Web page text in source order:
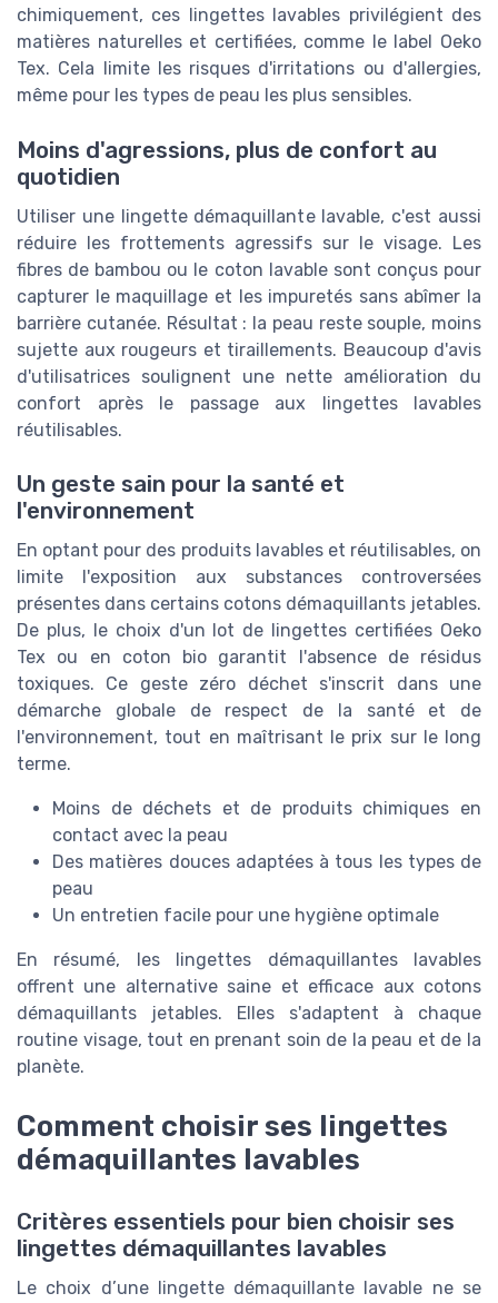
chimiquement, ces lingettes lavables privilégient des
matières naturelles et certifiées, comme le label Oeko
Tex. Cela limite les risques d'irritations ou d'allergies,
même pour les types de peau les plus sensibles.
Moins d'agressions, plus de confort au
quotidien
Utiliser une lingette démaquillante lavable, c'est aussi
réduire les frottements agressifs sur le visage. Les
fibres de bambou ou le coton lavable sont conçus pour
capturer le maquillage et les impuretés sans abîmer la
barrière cutanée. Résultat : la peau reste souple, moins
sujette aux rougeurs et tiraillements. Beaucoup d'avis
d'utilisatrices soulignent une nette amélioration du
confort après le passage aux lingettes lavables
réutilisables.
Un geste sain pour la santé et
l'environnement
En optant pour des produits lavables et réutilisables, on
limite l'exposition aux substances controversées
présentes dans certains cotons démaquillants jetables.
De plus, le choix d'un lot de lingettes certifiées Oeko
Tex ou en coton bio garantit l'absence de résidus
toxiques. Ce geste zéro déchet s'inscrit dans une
démarche globale de respect de la santé et de
l'environnement, tout en maîtrisant le prix sur le long
terme.
Moins de déchets et de produits chimiques en
contact avec la peau
Des matières douces adaptées à tous les types de
peau
Un entretien facile pour une hygiène optimale
En résumé, les lingettes démaquillantes lavables
offrent une alternative saine et efficace aux cotons
démaquillants jetables. Elles s'adaptent à chaque
routine visage, tout en prenant soin de la peau et de la
planète.
Comment choisir ses lingettes
démaquillantes lavables
Critères essentiels pour bien choisir ses
lingettes démaquillantes lavables
Le choix d’une lingette démaquillante lavable ne se